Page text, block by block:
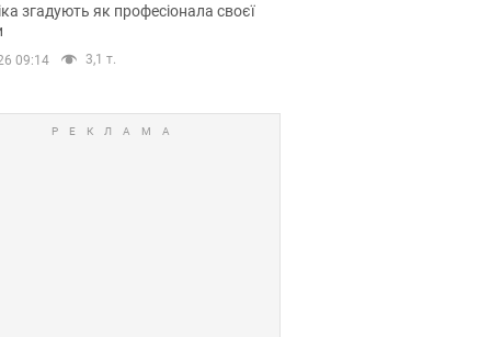
згадують як професіонала своєї
09:14 3,1 т.